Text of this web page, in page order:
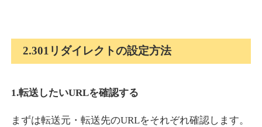
2.301リダイレクトの設定方法
1.転送したいURLを確認する
まずは転送元・転送先のURLをそれぞれ確認します。